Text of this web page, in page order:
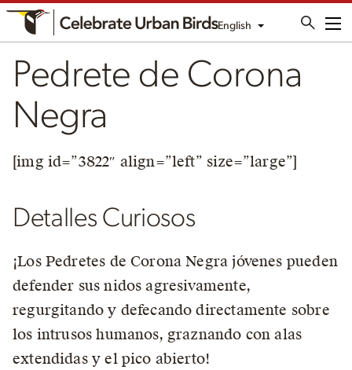
English
Pedrete de Corona
Negra
[img id=”3822″ align=”left” size=”large”]
Detalles Curiosos
¡Los Pedretes de Corona Negra jóvenes pueden
defender sus nidos agresivamente,
regurgitando y defecando directamente sobre
los intrusos humanos, graznando con alas
extendidas y el pico abierto!